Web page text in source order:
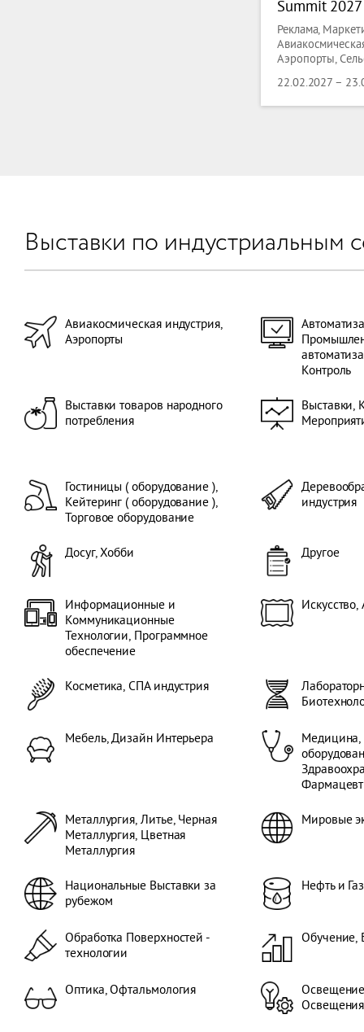
Summit 2027
Реклама,
Аэропорты,
дизайн,
автоматизация,
Косметика, СПА
Оборонные
Стоматология,
Энергетика,
среды,
недвижимостью,
хозяйство,
оборудование,
Напитки,
класса,
Религия,
Мебель, Дизайн
Домашние
рубежом,
Ювелирные
индустрия
оборудование ),
оборудование,
Промышленное
Обслуживание
Программное
Биотехнологии,
Кожи и Обуви,
Логистика,
Хранения,
оборудование,
Сварка, Горная
Товары по
Канцелярские
Оптика,
22.02.2027 –
Выставки по индустриальным
Авиакосмическая индустрия,
Аэропорты
Контроль
Выставки товаров народного
потребления
Выставки,
Гостиницы ( оборудование ),
Кейтеринг ( оборудование ),
Торговое оборудование
индустрия
Досуг, Хобби Другое
Информационные и
Коммуникационные
Технологии, Программное
обеспечение
Косметика, СПА индустрия
Мебель, Дизайн Интерьера
Металлургия, Литье, Черная
Металлургия, Цветная
Металлургия
Мировые
Национальные Выставки за
рубежом
Нефть и Газ
Обработка Поверхностей -
технологии
Обучение,
Оптика, Офтальмология
Освещения